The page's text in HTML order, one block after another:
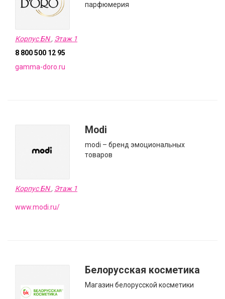
парфюмерия
Корпус БN, Этаж 1
8 800 500 12 95
gamma-doro.ru
Modi
modi – бренд эмоциональных
товаров
Корпус БN, Этаж 1
www.modi.ru/
Белорусская косметика
Магазин белорусской косметики